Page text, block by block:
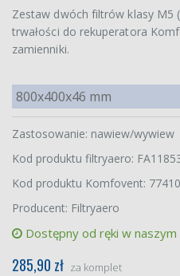
Zestaw dwóch filtrów klasy M5
trwałości do rekuperatora
zamienniki.
800x400x46 mm
Zastosowanie: nawiew/wywiew
Kod produktu filtryaero:
Kod produktu Komfovent:
Producent: Filtryaero
Dostępny od ręki w naszym
285,90 zł za komplet